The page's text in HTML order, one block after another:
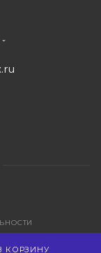
КОРЗИНУ